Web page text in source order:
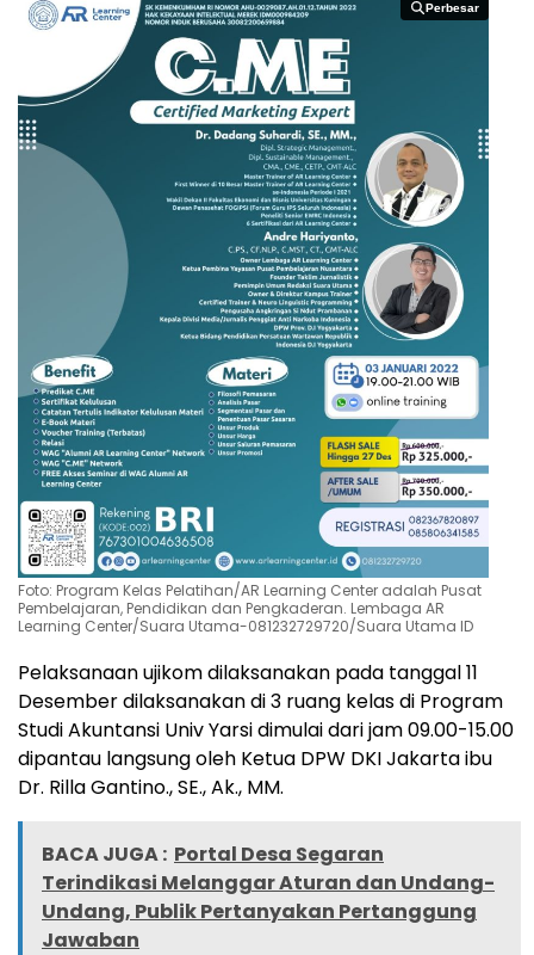
Perbesar
Perbesar
Foto: Program Kelas Pelatihan/AR Learning Center adalah Pusat
Pembelajaran, Pendidikan dan Pengkaderan. Lembaga AR
Learning Center/Suara Utama-081232729720/Suara Utama ID
Pelaksanaan ujikom dilaksanakan pada tanggal 11
Desember dilaksanakan di 3 ruang kelas di Program
Studi Akuntansi Univ Yarsi dimulai dari jam 09.00-15.00
dipantau langsung oleh Ketua DPW DKI Jakarta ibu
Dr. Rilla Gantino., SE., Ak., MM.
BACA JUGA : Portal Desa Segaran
Terindikasi Melanggar Aturan dan Undang-
Undang, Publik Pertanyakan Pertanggung
Jawaban